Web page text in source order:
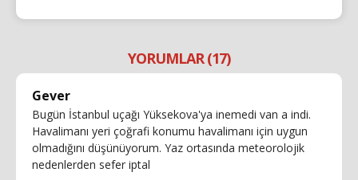
YORUMLAR (17)
Gever
Bugün İstanbul uçağı Yüksekova'ya inemedi van a indi.
Havalimanı yeri çoğrafi konumu havalimanı için uygun
olmadığını düşünüyorum. Yaz ortasında meteorolojik
nedenlerden sefer iptal